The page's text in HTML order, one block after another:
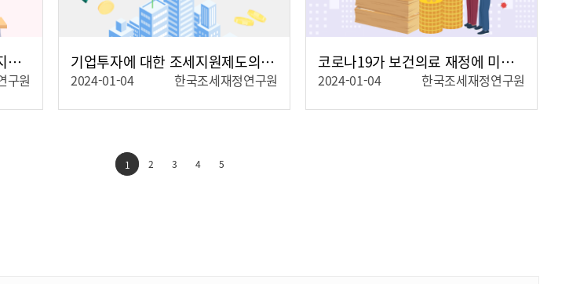
인적용역 사업자 과세제도 및 지원에 대한 연구
구원
기업투자에 대한 조세지원제도의 효과성 연구
2024-01-04 한국조세재정연구원
코로나19가 보건의료 재정에 미치는 영향
2024-01-04 한국조세재정연구원
1 2 3 4 5